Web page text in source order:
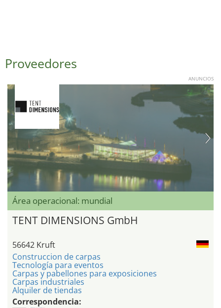
Proveedores
ANUNCIOS
Área operacional: mundial
TENT DIMENSIONS GmbH
56642 Kruft
Construccion de carpas
Tecnología para eventos
Carpas y pabellones para exposiciones
Carpas industriales
Alquiler de tiendas
Correspondencia: